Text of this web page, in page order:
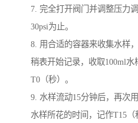
7. 完全打开阀门并调整压力
30psi为止。
8. 用合适的容器来收集水样
稍表开始记录，收取100ml水
T0（秒）。
9. 水样流动15分钟后，再次
水样所花的时间，记作T15（